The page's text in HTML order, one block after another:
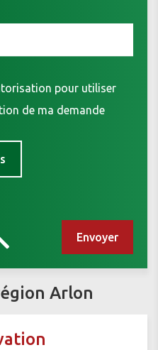
pour utiliser
de ma demande
Arlon